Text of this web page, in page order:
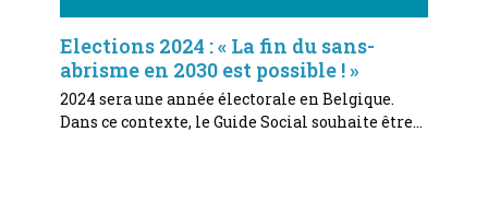
Elections 2024 : « La fin du sans-
abrisme en 2030 est possible ! »
2024 sera une année électorale en Belgique.
Dans ce contexte, le Guide Social souhaite être…